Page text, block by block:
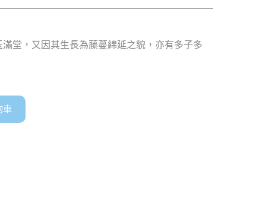
堂，又因其生長為藤蔓綿延之貌，亦有多子多
車